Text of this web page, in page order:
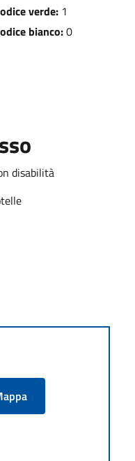
verde: 1
bianco:0
disabilità